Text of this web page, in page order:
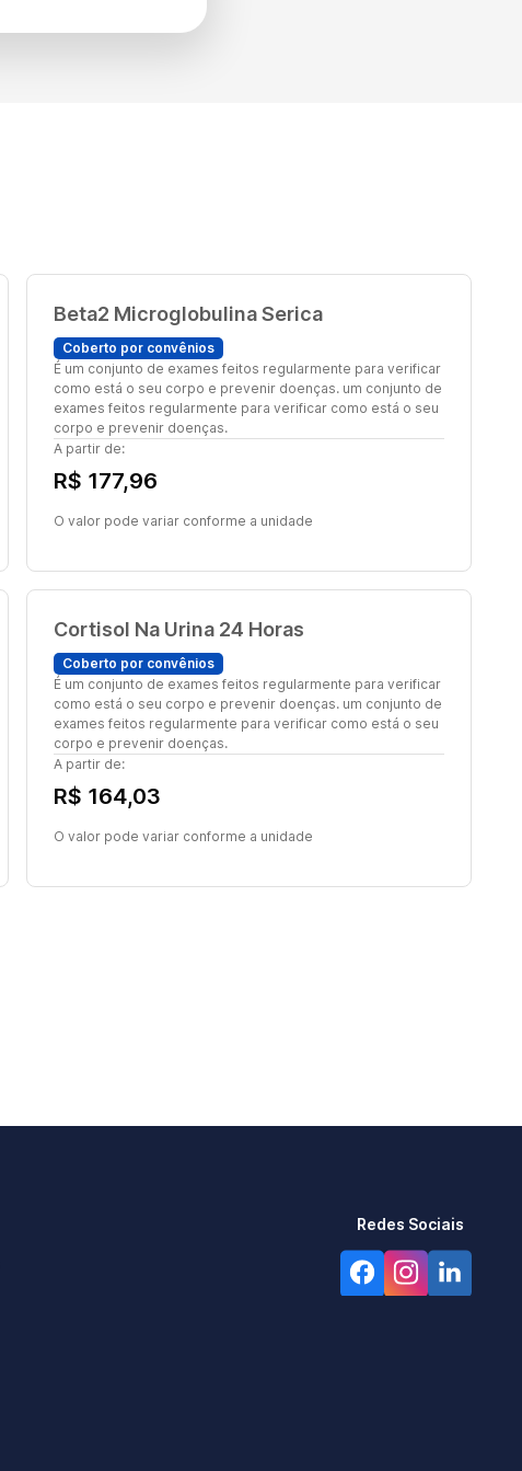
Beta2 Microglobulina Serica
Coberto por convênios
É um conjunto de exames feitos regularmente para verificar
como está o seu corpo e prevenir doenças. um conjunto de
exames feitos regularmente para verificar como está o seu
corpo e prevenir doenças.
A partir de:
R$ 177,96
O valor pode variar conforme a unidade
Cortisol Na Urina 24 Horas
Coberto por convênios
É um conjunto de exames feitos regularmente para verificar
como está o seu corpo e prevenir doenças. um conjunto de
exames feitos regularmente para verificar como está o seu
corpo e prevenir doenças.
A partir de:
R$ 164,03
O valor pode variar conforme a unidade
Redes Sociais